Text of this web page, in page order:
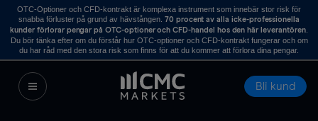
OTC-Optioner och CFD-kontrakt är komplexa instrument som innebär stor risk för
snabba förluster på grund av hävstången. 70 procent av alla icke-professionella
kunder förlorar pengar på OTC-optioner och CFD-handel hos den här leverantören.
Du bör tänka efter om du förstår hur OTC-optioner och CFD-kontrakt fungerar och om
du har råd med den stora risk som finns för att du kommer att förlora dina pengar.
Bli kund